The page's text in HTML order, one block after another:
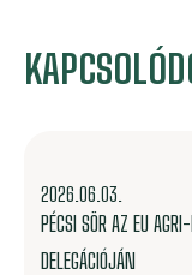
2026.06.03.
PÉCSI SÖR AZ EU
DELEGÁCIÓJÁN